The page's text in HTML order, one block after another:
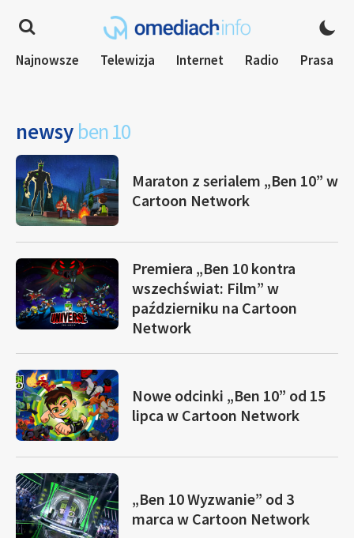
Najnowsze Telewizja Internet Radio Prasa
newsy ben 10
Maraton z serialem „Ben 10” w
Cartoon Network
Premiera „Ben 10 kontra
wszechświat: Film” w
październiku na Cartoon
Network
Nowe odcinki „Ben 10” od 15
lipca w Cartoon Network
„Ben 10 Wyzwanie” od 3
marca w Cartoon Network